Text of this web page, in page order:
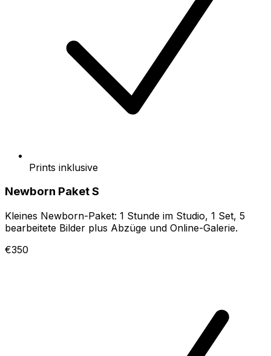
Prints inklusive
Newborn Paket S
Kleines Newborn-Paket: 1 Stunde im Studio, 1 Set, 5
bearbeitete Bilder plus Abzüge und Online-Galerie.
€350